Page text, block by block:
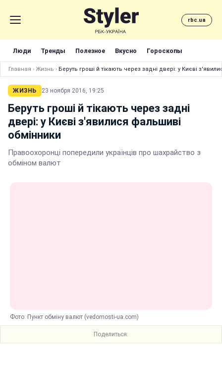
rbc.ua
Люди Тренды Полезное Вкусно Гороскопы
Главная › Жизнь › Беруть гроші й тікають через задні двері: у Києві
ЖИЗНЬ 23 ноября 2016, 19:25
Беруть гроші й тікають через задні
двері: у Києві з'явилися фальшиві
обмінники
Правоохоронці попередили українців про шахрайство з
обміном валют
Фото: Пункт обміну валют (vedomosti-ua.com)
Поделиться: